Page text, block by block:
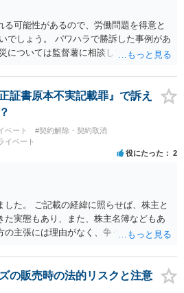
らの連絡について 警察は「民事不介
ラブルなどの個人間の紛争に介入する
事件性があるかどうかを判断するため
があります。その場合には誠実な事実
可能性があるので、労働問題を得意と
でしょう。 パワハラで勝訴した事例があ
については監督薯に相談してみるといい
証書原本不実記載罪』で訴え
ベート
#契約解除・契約取消
イベート
役にたった 2
した。 ご記載の経緯に照らせば、株主と
た実態もあり、また、株主名簿などもあ
の主張には理由がなく、争う余地はある
どで実施し、正式に権利関係を明らかに
た、仮に株式の割り当てがなされていな
約の前提が果たされていないことになり
の販売時の法的リスクと注意